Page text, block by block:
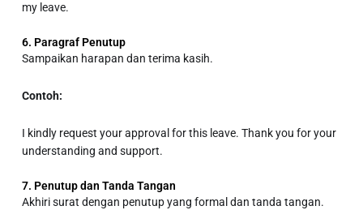
my leave.
6. Paragraf Penutup
Sampaikan harapan dan terima kasih.
Contoh:
I kindly request your approval for this leave. Thank you for your
understanding and support.
7. Penutup dan Tanda Tangan
Akhiri surat dengan penutup yang formal dan tanda tangan.